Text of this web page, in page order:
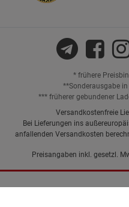
* frühere
**Sonderausgabe
*** früherer gebundener
Versandkostenfreie
Bei Lieferungen ins
anfallenden Versandkosten
Preisangaben inkl. gesetzl.